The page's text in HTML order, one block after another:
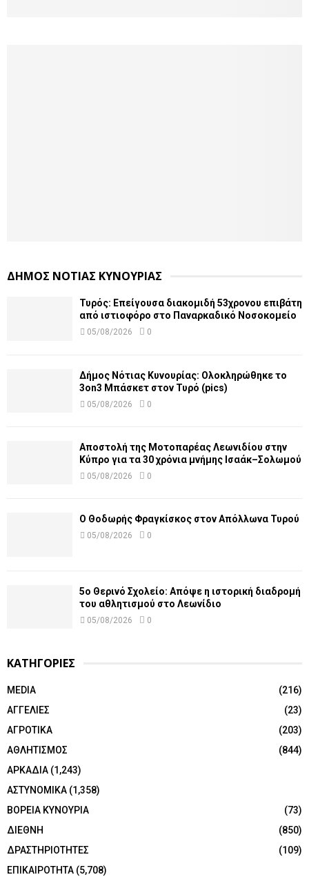
ΔΗΜΟΣ ΝΟΤΙΑΣ ΚΥΝΟΥΡΙΑΣ
Τυρός: Επείγουσα διακομιδή 53χρονου επιβάτη
από ιστιοφόρο στο Παναρκαδικό Νοσοκομείο
05/08/2026 0
Δήμος Νότιας Κυνουρίας: Ολοκληρώθηκε το
3on3 Μπάσκετ στον Τυρό (pics)
05/08/2026 0
Αποστολή της Μοτοπαρέας Λεωνιδίου στην
Κύπρο για τα 30 χρόνια μνήμης Ισαάκ–Σολωμού
05/08/2026 0
Ο Θοδωρής Φραγκίσκος στον Απόλλωνα Τυρού
05/08/2026 0
5ο Θερινό Σχολείο: Απόψε η ιστορική διαδρομή
του αθλητισμού στο Λεωνίδιο
05/08/2026 0
ΚΑΤΗΓΟΡΙΕΣ
MEDIA
(216)
ΑΓΓΕΛΙΕΣ
(23)
ΑΓΡΟΤΙΚΑ
(203)
ΑΘΛΗΤΙΣΜΟΣ
(844)
ΑΡΚΑΔΙΑ (1,243)
ΑΣΤΥΝΟΜΙΚΑ (1,358)
ΒΟΡΕΙΑ ΚΥΝΟΥΡΙΑ
(73)
ΔΙΕΘΝΗ
(850)
ΔΡΑΣΤΗΡΙΟΤΗΤΕΣ
(109)
ΕΠΙΚΑΙΡΟΤΗΤΑ (5,708)